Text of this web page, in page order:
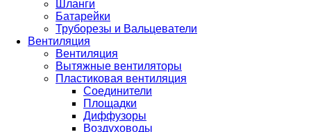
Шланги
Батарейки
Труборезы и Вальцеватели
Вентиляция
Вентиляция
Вытяжные вентиляторы
Пластиковая вентиляция
Соединители
Площадки
Диффузоры
Воздуховоды